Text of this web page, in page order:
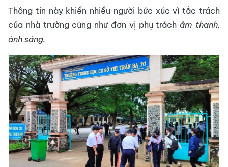
Thông tin này khiến nhiều người bức xúc vì tắc trách
của nhà trường cũng như đơn vị phụ tráchâm thanh,
ánh sáng.